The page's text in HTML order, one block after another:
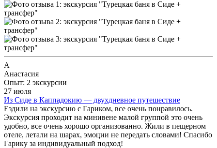
А
Анастасия
Опыт: 2 экскурсии
27 июля
Из Сиде в Каппадокию — двухдневное путешествие
Ездили на экскурсию с Гариком, все очень понравилось.
Экскурсия проходит на минивене малой группой это очень
удобно, все очень хорошо организованно. Жили в пещерном
отеле, летали на шарах, эмоции не передать словами! Спасибо
Гарику за индивидуальный подход!